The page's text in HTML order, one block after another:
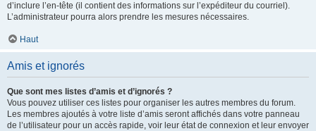
d’inclure l’en-tête (il contient des informations sur l’expéditeur du courriel).
L’administrateur pourra alors prendre les mesures nécessaires.
Haut
Amis et ignorés
Que sont mes listes d’amis et d’ignorés ?
Vous pouvez utiliser ces listes pour organiser les autres membres du forum.
Les membres ajoutés à votre liste d’amis seront affichés dans votre panneau
de l’utilisateur pour un accès rapide, voir leur état de connexion et leur envoyer